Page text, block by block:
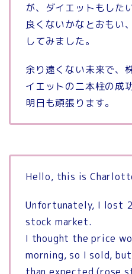
が、ダイエットもした
良くないかなとおもい
してみました。
余り遠くない未来で、
イエットの二本柱の成
明日も頑張ります。
Hello, this is
Unfortunately, I lost
stock market.
I thought the price
morning, so I sold,